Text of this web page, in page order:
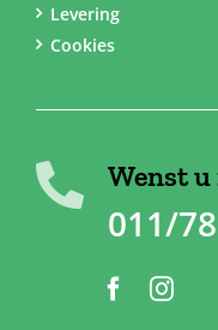
Levering
Cookies
Wenst u
011/